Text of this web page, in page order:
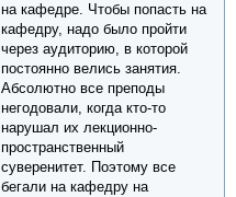
на кафедре. Чтобы попасть на
кафедру, надо было пройти
через аудиторию, в которой
постоянно велись занятия.
Абсолютно все преподы
негодовали, когда кто-то
нарушал их лекционно-
пространственный
суверенитет. Поэтому все
бегали на кафедру на